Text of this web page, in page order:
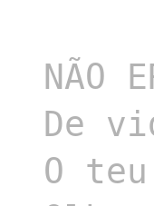
NÃO
De
O